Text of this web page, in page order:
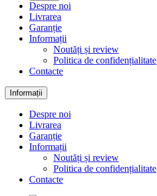
Despre noi
Livrarea
Garanție
Informații
Noutăți și review
Politica de confidențialitate
Contacte
Informații
Despre noi
Livrarea
Garanție
Informații
Noutăți și review
Politica de confidențialitate
Contacte